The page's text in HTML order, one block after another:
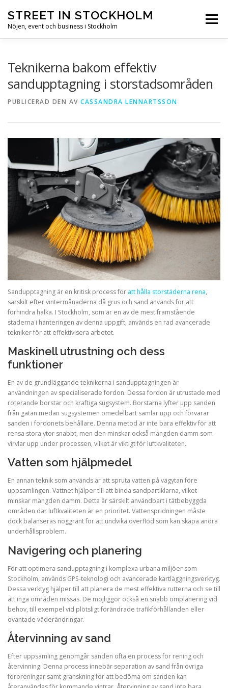
STREET IN STOCKHOLM
Nöjen, event och business i Stockholm
Meny
Teknikerna bakom effektiv
sandupptagning i storstadsområden
PUBLICERAD DEN AV CASSANDRA LENNARTSSON
Sandupptagning är en kritisk process för att hålla storstäderna rena,
särskilt efter vintermånaderna då grus och sand används för att
förhindra halka. I Stockholm, som är en av de mest framstående
städerna i hanteringen av denna uppgift, används en rad avancerade
tekniker för att effektivisera arbetet.
Maskinell utrustning och dess
funktioner
En av de grundläggande teknikerna i sandupptagningen är
användningen av specialiserade fordon. Dessa fordon är utrustade med
roterande borstar och kraftiga sugsystem. Borstarna lyfter upp sanden
från gatan medan sugsystemen omedelbart samlar upp och förvarar
sanden i fordonets behållare. Denna metod är inte bara effektiv för att
rensa stora ytor snabbt, men den minskar också mängden damm som
virvlar upp under processen, vilket är viktigt för luftkvaliteten.
Vatten som hjälpmedel
En annan teknik som används är att spruta vatten på vägytan före
uppsamlingen. Vattnet hjälper till att binda sandpartiklarna, vilket
minskar mängden damm. Detta är särskilt användbart i tätbebyggda
områden där luftkvaliteten är en prioritet. Vattenspridningen måste
dock balanseras noggrant för att undvika överflöd som kan skapa andra
underhållsproblem.
Navigering och planering
För att optimera sandupptagning i komplexa urbana miljöer som
Stockholm, används GPS-teknologi och avancerade kartläggningsverktyg.
Dessa verktyg hjälper till att planera de mest effektiva rutterna och se till
att inga områden missas. De möjliggör också en snabb omplanering vid
behov, till exempel vid plötsligt förändrade trafikförhållanden eller
oväntade väderändringar.
Återvinning av sand
Efter uppsamling genomgår sanden ofta en process för rening och
återvinning. Denna process innebär separation av sand från övriga
föroreningar samt granskning för att bedöma om sanden kan